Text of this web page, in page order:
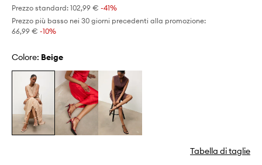
Prezzo standard: 102,99 € -41%
Prezzo più basso nei 30 giorni precedenti alla promozione:
66,99 € -10%
Colore: beige
Tabella di taglie